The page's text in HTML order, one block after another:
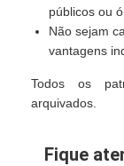
públicos ou
Não sejam
vantagens
Todos os
arquivados.
Fique